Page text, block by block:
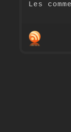
Les